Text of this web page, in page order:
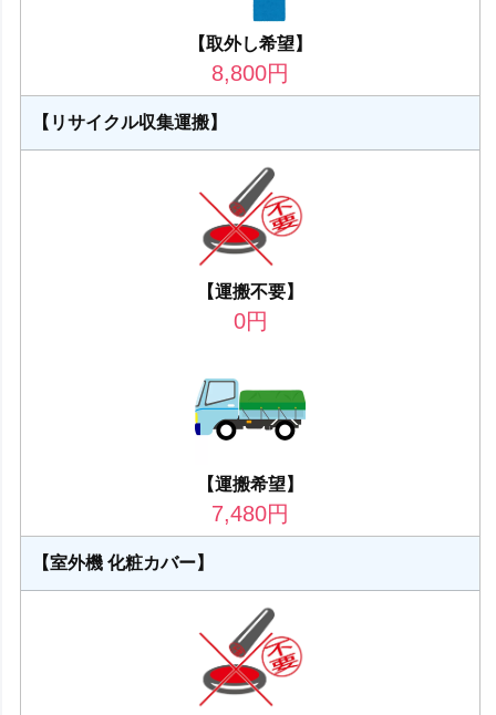
【取外し希望】
8,800円
【リサイクル収集運搬】
【運搬不要】
0円
【運搬希望】
7,480円
【室外機 化粧カバー】